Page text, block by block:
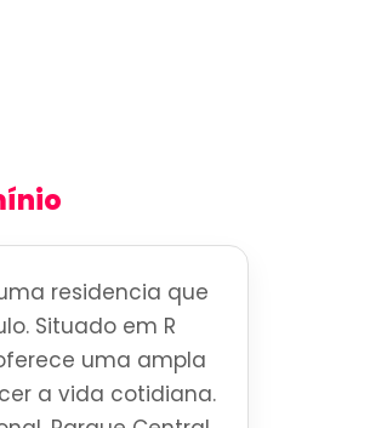
residencia que
Situado em R
uma ampla
a vida cotidiana.